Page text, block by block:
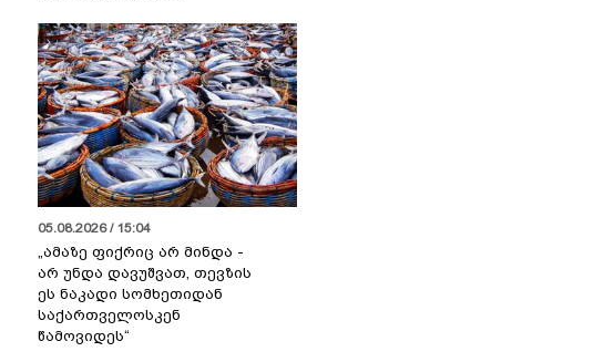
05.08.2026 / 15:04
„ამაზე ფიქრიც არ მინდა -
არ უნდა დავუშვათ, თევზის
ეს ნაკადი სომხეთიდან
საქართველოსკენ
წამოვიდეს“